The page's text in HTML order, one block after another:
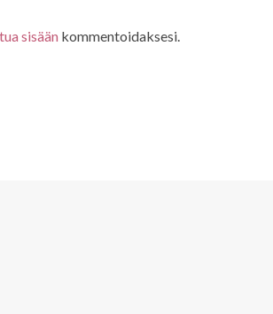
sisään kommentoidaksesi.